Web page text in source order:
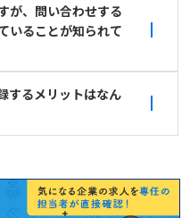
が、問い合わせする
いることが知られて
するメリットはなん